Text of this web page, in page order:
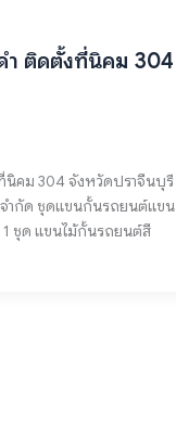
ำ ติดตั้งที่นิคม 304
นิคม 304 จังหวัดปราจีนบุรี
ำกัด ชุดแขนกั้นรถยนต์แขน
1 ชุด แขนไม้กั้นรถยนต์สี